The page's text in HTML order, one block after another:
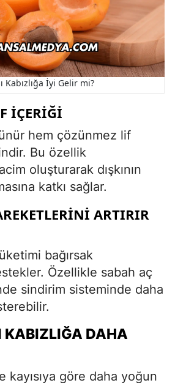
Kabızlığa İyi Gelir mi?
İÇERIĞI
hem çözünmez lif
Bu özellik
oluşturarak dışkının
katkı sağlar.
ARTIRIR
bağırsak
Özellikle sabah aç
sindirim sisteminde daha
KABIZLIĞA DAHA
kayısıya göre daha yoğun